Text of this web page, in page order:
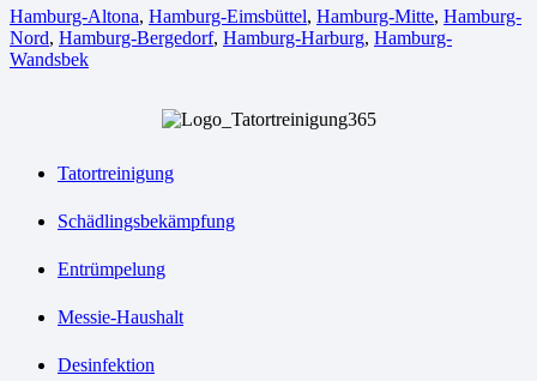
Hamburg-Altona, Hamburg-Eimsbüttel, Hamburg-Mitte, Hamburg-
Nord, Hamburg-Bergedorf, Hamburg-Harburg, Hamburg-
Wandsbek
Tatortreinigung
Schädlingsbekämpfung
Entrümpelung
Messie-Haushalt
Desinfektion